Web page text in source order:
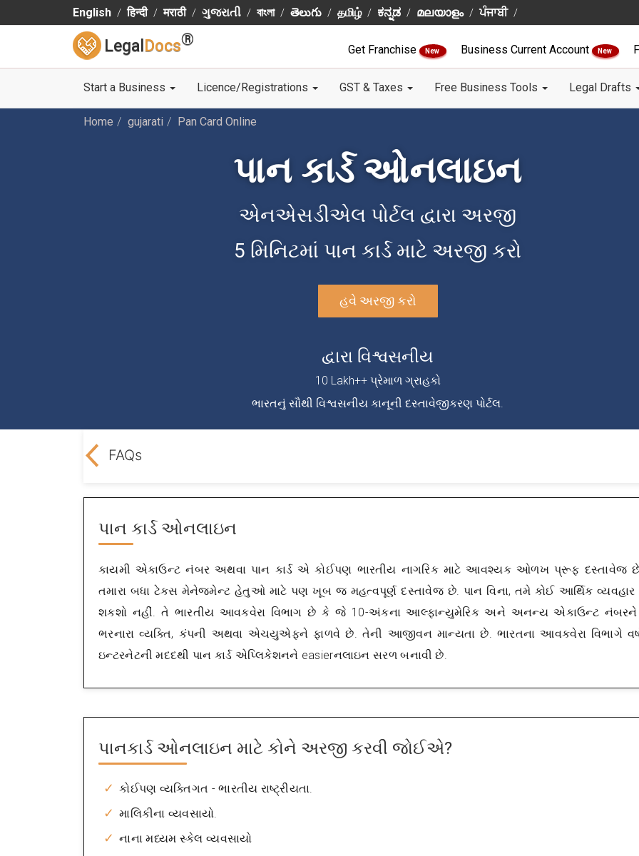
English हिन्दी मराठी ગુજરાતી বাংলা తెలుగు தமிழ் ಕನ್ನಡ മലയാളം ਪੰਜਾਬੀ
Legal Docs®
Get Franchise New Business Current Account New
Start a Business Licence/Registrations GST & Taxes Free Business Tools Legal Drafts
Home gujarati Pan Card Online
પાન કાર્ડ ઓનલાઇન
એનએસડીએલ પોર્ટલ દ્વારા અરજી
5 મિનિટમાં પાન કાર્ડ માટે અરજી કરો
હવે અરજી કરો
દ્વારા વિશ્વસનીય
10 Lakh++ પ્રેમાળ ગ્રાહકો
ભારતનું સૌથી વિશ્વસનીય કાનૂની દસ્તાવેજીકરણ પોર્ટલ.
LegalDocs? FAQs
પાન કાર્ડ ઓનલાઇન
કાયમી એકાઉન્ટ નંબર અથવા પાન કાર્ડ એ કોઈપણ ભારતીય નાગરિક માટે આવશ્યક ઓળખ પ્રૂફ દસ્તાવેજ
તમારા બધા ટેક્સ મેનેજમેન્ટ હેતુઓ માટે પણ ખૂબ જ મહત્વપૂર્ણ દસ્તાવેજ છે. પાન વિના, તમે કોઈ આર્થિક વ્યવહાર
શકશો નહીં. તે ભારતીય આવકવેરા વિભાગ છે કે જે 10-અંકના આલ્ફાન્યુમેરિક અને અનન્ય એકાઉન્ટ
ભરનારા વ્યક્તિ, કંપની અથવા એચયુએફને ફાળવે છે. તેની આજીવન માન્યતા છે. ભારતના આવકવેરા વિભાગે
ઇન્ટરનેટની મદદથી પાન કાર્ડ એપ્લિકેશનને easierનલાઇન સરળ બનાવી છે.
પાનકાર્ડ ઓનલાઇન માટે કોને અરજી કરવી જોઈએ?
કોઈપણ વ્યક્તિગત - ભારતીય રાષ્ટ્રીયતા.
માલિકીના વ્યવસાયો.
નાના મધ્યમ સ્કેલ વ્યવસાયો